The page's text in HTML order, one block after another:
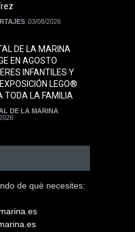
03/08/2026
DE LA MARINA
EN AGOSTO
INFANTILES Y
LEGO®
TODA LA FAMILIA
DE LA MARINA
de què necesites: